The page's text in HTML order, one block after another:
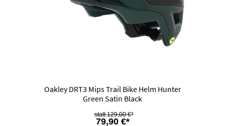
Oakley DRT3 Mips Trail Bike Helm Hunter
Green Satin Black
79,90 €*
129,00 €*